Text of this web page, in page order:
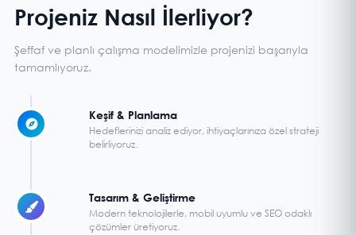
Projeniz Nasıl İlerliyor?
Şeffaf ve planlı çalışma modelimizle projenizi başarıyla
tamamlıyoruz.
Keşif & Planlama
Hedeflerinizi analiz ediyor, ihtiyaçlarınıza özel strateji
belirliyoruz.
Tasarım & Geliştirme
Modern teknolojilerle, mobil uyumlu ve SEO odaklı
çözümler üretiyoruz.